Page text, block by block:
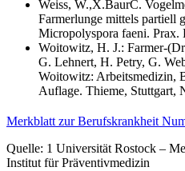
Weiss, W.,X.BaurC.
Farmerlunge mittels partiell
Micropolyspora faeni.
Woitowitz, H. J.: Farmer-
G. Lehnert, H. Petry, G.
Woitowitz: Arbeitsmedizin,
Auflage. Thieme, Stuttgart,
Merkblatt zur Berufskrankheit
Quelle: 1 Universität Rostock –
Institut für Präventivmedizin